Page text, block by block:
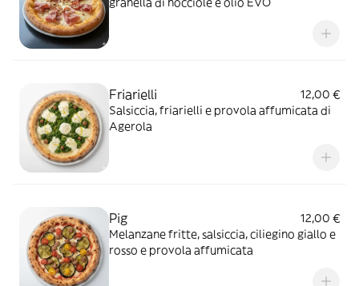
Friarielli
12,00 €
Salsiccia, friarielli e provola affumicata di
Agerola
Pig
12,00 €
Melanzane fritte, salsiccia, ciliegino giallo e
rosso e provola affumicata